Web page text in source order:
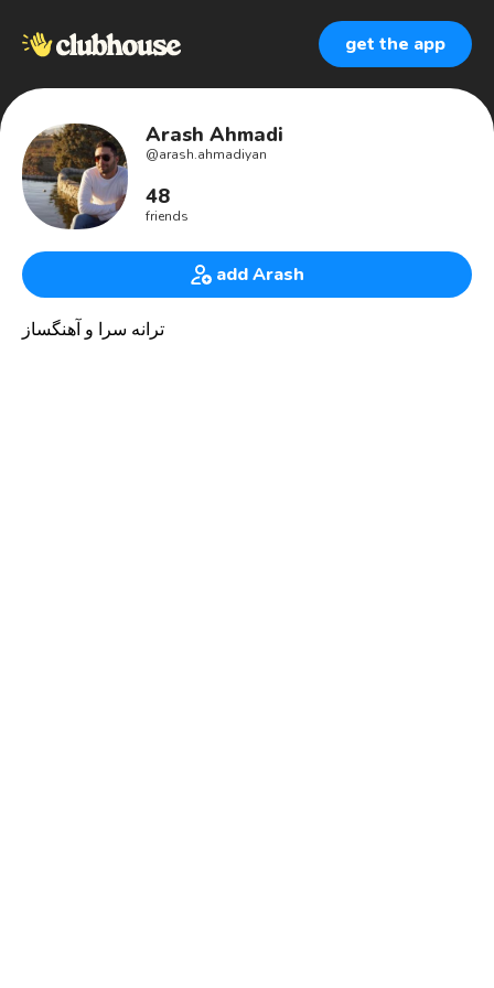
get the app
Arash Ahmadi
@arash.ahmadiyan
48
friends
add Arash
ترانه سرا و آهنگساز